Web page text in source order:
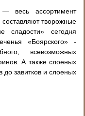
весь ассортимент
составляют творожные
сладости» сегодня
«Боярского» -
всевозможных
А также слоеных
до завитков и слоеных